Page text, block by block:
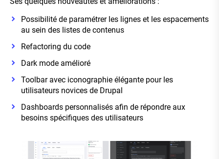
Possibilité de paramétrer les lignes et les espacements
au sein des listes de contenus
Refactoring du code
Dark mode amélioré
Toolbar avec iconographie élégante pour les
utilisateurs novices de Drupal
Dashboards personnalisés afin de répondre aux
besoins spécifiques des utilisateurs